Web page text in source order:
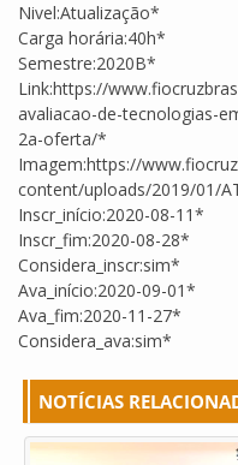
Nivel:Atualização*
Carga horária:40h*
Semestre:2020B*
Link:https://
avaliacao-de-tecnologias-
2a-oferta/*
Imagem:https://
content/uploads/2019/01/
Inscr_início:2020-08-11*
Inscr_fim:2020-08-28*
Considera_inscr:sim*
Ava_início:2020-09-01*
Ava_fim:2020-11-27*
Considera_ava:sim*
NOTÍCIAS